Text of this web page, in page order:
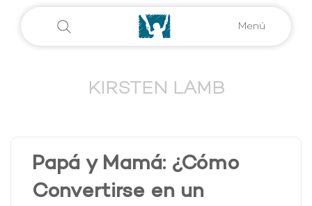
Menú
KIRSTEN LAMB
Papá y Mamá: ¿Cómo
Convertirse en un